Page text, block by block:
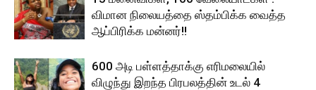
விமான நிலையத்தை ஸ்தம்பிக்க வைத்த
ஆப்பிரிக்க மன்னர்!!
600 அடி பள்ளத்தாக்கு எரிமலையில்
விழுந்து இறந்த பிரபலத்தின் உடல் 4